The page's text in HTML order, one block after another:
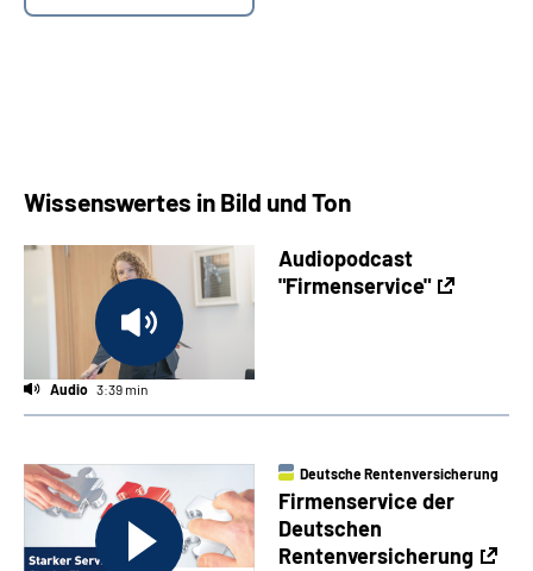
Wissenswertes in Bild und Ton
Audiopodcast
"Firmenservice"
Audio 3:39 min
Deutsche Rentenversicherung
Firmenservice der
Deutschen
Rentenversicherung